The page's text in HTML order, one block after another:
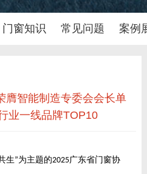
门窗知识 常见问题 案例
膺智能制造专委会会长单
业一线品牌TOP10
生”为主题的2025广东省门窗协